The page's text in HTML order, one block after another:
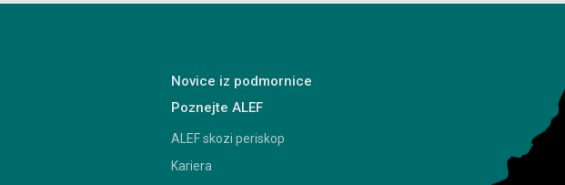
Novice iz podmornice
Poznejte ALEF
ALEF skozi periskop
Kariera